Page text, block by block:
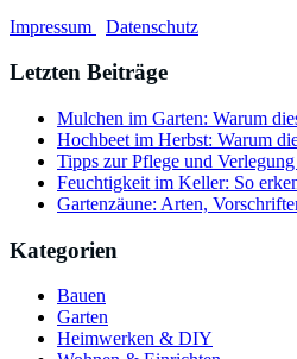
Impressum
Datenschutz
Letzten Beiträge
Mulchen im Garten: Warum
Hochbeet im Herbst: Warum
Tipps zur Pflege und
Feuchtigkeit im Keller: So
Gartenzäune: Arten,
Kategorien
Bauen
Garten
Heimwerken & DIY